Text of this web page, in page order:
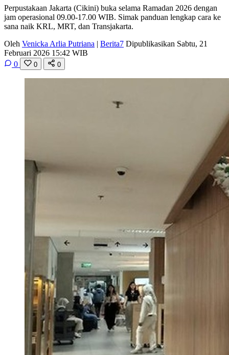
Perpustakaan Jakarta (Cikini) buka selama Ramadan 2026 dengan
jam operasional 09.00-17.00 WIB. Simak panduan lengkap cara ke
sana naik KRL, MRT, dan Transjakarta.
Oleh Venicka Arlia Putriana | Berita7 Dipublikasikan Sabtu, 21
Februari 2026 15:42 WIB
0
0 0